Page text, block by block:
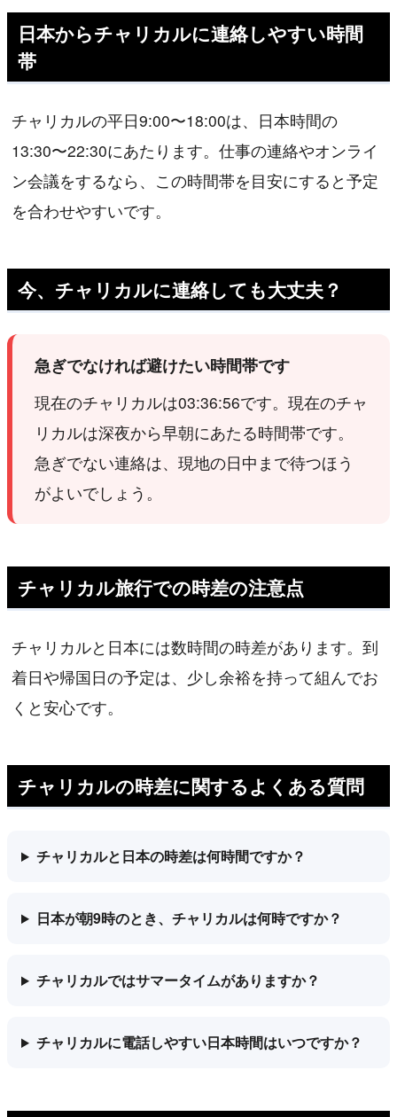
日本からチャリカルに連絡しやすい時間
帯
チャリカルの平日9:00〜18:00は、日本時間の
13:30〜22:30にあたります。仕事の連絡やオンライ
ン会議をするなら、この時間帯を目安にすると予定
を合わせやすいです。
今、チャリカルに連絡しても大丈夫？
急ぎでなければ避けたい時間帯です
現在のチャリカルは03:36:56です。現在のチャ
リカルは深夜から早朝にあたる時間帯です。
急ぎでない連絡は、現地の日中まで待つほう
がよいでしょう。
チャリカル旅行での時差の注意点
チャリカルと日本には数時間の時差があります。到
着日や帰国日の予定は、少し余裕を持って組んでお
くと安心です。
チャリカルの時差に関するよくある質問
チャリカルと日本の時差は何時間ですか？
日本が朝9時のとき、チャリカルは何時ですか？
チャリカルではサマータイムがありますか？
チャリカルに電話しやすい日本時間はいつですか？